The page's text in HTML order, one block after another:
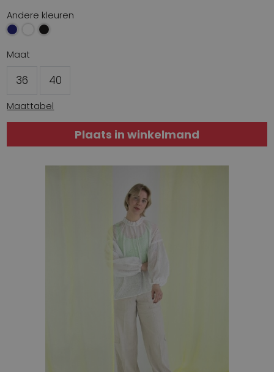
Andere kleuren
Maat
36 40
Maattabel
Plaats in winkelmand